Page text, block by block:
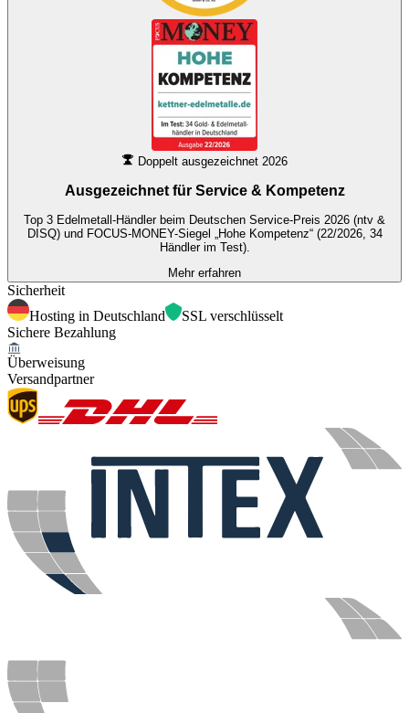
Doppelt ausgezeichnet 2026
Ausgezeichnet für Service & Kompetenz
Top 3 Edelmetall-Händler beim Deutschen Service-Preis 2026 (ntv &
DISQ) und FOCUS-MONEY-Siegel „Hohe Kompetenz“ (22/2026, 34
Händler im Test).
Mehr erfahren
Sicherheit
Hosting in Deutschland
SSL verschlüsselt
Sichere Bezahlung
Überweisung
Versandpartner